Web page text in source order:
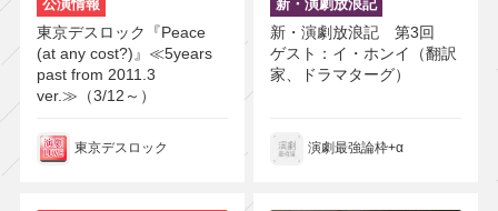
公演情報
東京デスロック『Peace
(at any cost?)』≪5years
past from 2011.3
ver.≫（3/12～）
東京デスロック
新・演劇放浪記
新・演劇放浪記 第3回
ゲスト：イ・ホンイ（翻訳
家、ドラマターグ）
演劇最強論枠+α